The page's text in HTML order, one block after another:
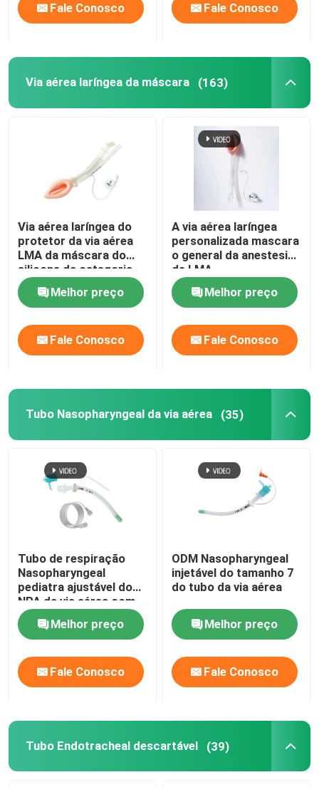
Tubo Endotracheal descartável
Manômetro da pressão do punho
Cateter da sução
Dispositivos video da intubação
Tubo orofaríngeo da via aérea
Componentes do tubo endotraqueal
Cateteres OEM
Fale Conosco Fale Conosco
Via aérea laríngea da máscara (163)
Via aérea laríngea do
protetor da via aérea
LMA da máscara do
silicone da categoria
médica
Melhor preço
Fale Conosco
A via aérea laríngea
personalizada mascara
o general da anestesia
de LMA
Melhor preço
Fale Conosco
Tubo Nasopharyngeal da via aérea (35)
Tubo de respiração
Nasopharyngeal
pediatra ajustável do
NPA da via aérea com
ponta macia
Melhor preço
Fale Conosco
ODM Nasopharyngeal
injetável do tamanho 7
do tubo da via aérea
Melhor preço
Fale Conosco
Tubo Endotracheal descartável (39)